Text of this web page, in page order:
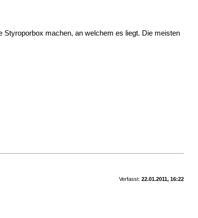
Styroporbox machen, an welchem es liegt. Die meisten
Verfasst: 22.01.2011, 16:22